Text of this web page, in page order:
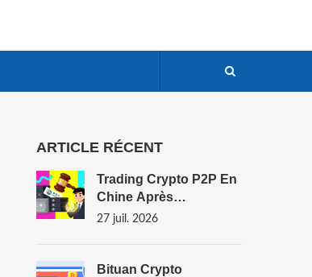
ARTICLE RÉCENT
Trading Crypto P2P En
Chine Après
L'interdiction De 2021 :
27 juil. 2026
Bituan Crypto